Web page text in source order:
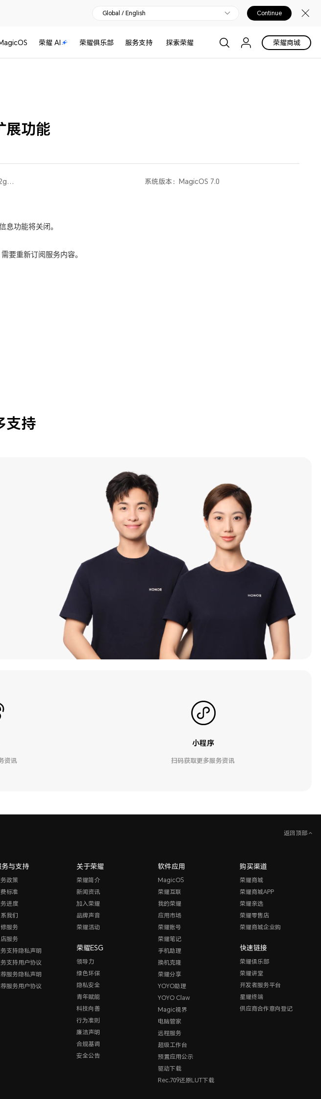
Global / English Continue
荣耀 AI 荣耀俱乐部 服务支持 探索荣耀 荣耀商城
展功能
荣耀60 Pro，荣耀50，荣耀Magic Vs(All)，荣耀80 GT(全网通版 12gb+256gb、全网通版 12gb+512gb、全网通版 16gb+256gb)，荣耀80 Pro 直屏版(全网通版 12gb+256gb)，荣耀V40轻奢版，荣耀50 Pro，荣耀70，荣耀60，荣耀80 Pro(全网通版 8gb+256gb、全网通版 12gb+256gb、全网通版 12gb+512gb)，荣耀X40 GT(All)，荣耀Magic Vs 至臻版(All)，荣耀80(All)，荣耀70 Pro+，荣耀X40 GT竞速版(All)，荣耀70 Pro，荣耀X40 系统版本：MagicOS 7.0
息功能将关闭。
要重新订阅服务内容。
支持
资讯
小程序
扫码获取更多服务资讯
返回顶部
务与支持
政策
标准
进度
我们
服务
服务
支持隐私声明
支持用户协议
服务隐私声明
服务用户协议
关于荣耀
荣耀简介
新闻资讯
加入荣耀
品牌声音
荣耀活动
荣耀ESG
领导力
绿色环保
隐私安全
青年赋能
科技向善
行为准则
廉洁声明
合规基调
安全公告
软件应用
MagicOS
荣耀互联
我的荣耀
应用市场
荣耀账号
荣耀笔记
手机助理
换机克隆
荣耀分享
YOYO助理
YOYO Claw
Magic视界
电脑管家
远程服务
超级工作台
预置应用公示
驱动下载
Rec.709还原LUT下载
购买渠道
荣耀商城
荣耀商城APP
荣耀亲选
荣耀零售店
荣耀商城企业购
快速链接
荣耀俱乐部
荣耀讲堂
开发者服务平台
星耀终端
供应商合作意向登记